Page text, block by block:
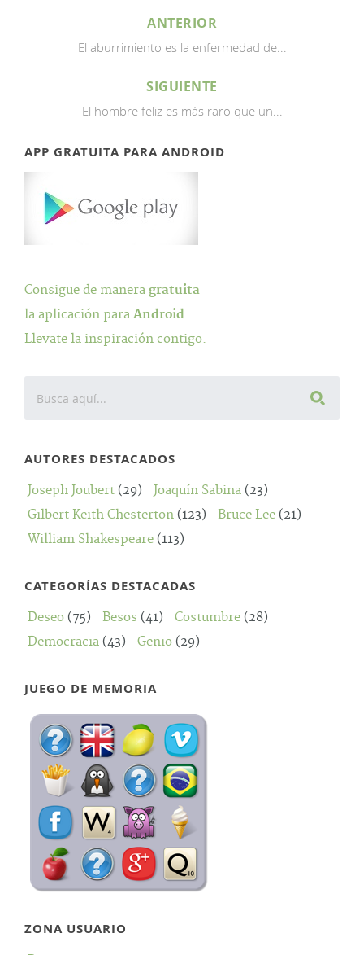
ANTERIOR
El aburrimiento es la enfermedad de...
SIGUIENTE
El hombre feliz es más raro que un...
APP GRATUITA PARA ANDROID
Consigue de manera gratuita
la aplicación para Android.
Llevate la inspiración contigo.
AUTORES DESTACADOS
Joseph Joubert (29) Joaquín Sabina (23)
Gilbert Keith Chesterton (123) Bruce Lee (21)
William Shakespeare (113)
CATEGORÍAS DESTACADAS
Deseo (75) Besos (41) Costumbre (28)
Democracia (43) Genio (29)
JUEGO DE MEMORIA
ZONA USUARIO